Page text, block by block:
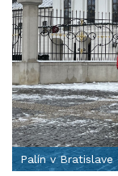
Palín v Bratislave